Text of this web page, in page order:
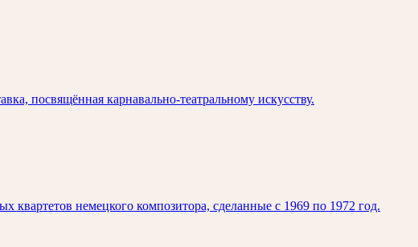
посвящённая карнавально-театральному искусству.
квартетов немецкого композитора, сделанные с 1969 по 1972 год.